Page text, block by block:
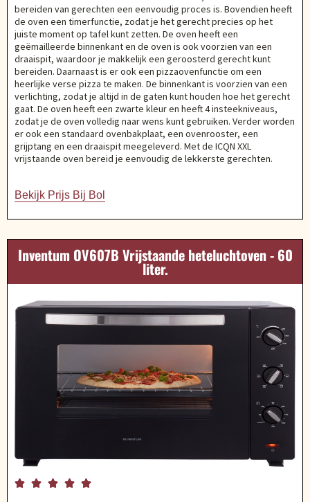
bereiden van gerechten een eenvoudig proces is. Bovendien heeft
de oven een timerfunctie, zodat je het gerecht precies op het
juiste moment op tafel kunt zetten. De oven heeft een
geëmailleerde binnenkant en de oven is ook voorzien van een
draaispit, waardoor je makkelijk een geroosterd gerecht kunt
bereiden. Daarnaast is er ook een pizzaovenfunctie om een
heerlijke verse pizza te maken. De binnenkant is voorzien van een
verlichting, zodat je altijd in de gaten kunt houden hoe het gerecht
gaat. De oven heeft een zwarte kleur en heeft 4 insteekniveaus,
zodat je de oven volledig naar wens kunt gebruiken. Verder worden
er ook een standaard ovenbakplaat, een ovenrooster, een
grijptang en een draaispit meegeleverd. Met de ICQN XXL
vrijstaande oven bereid je eenvoudig de lekkerste gerechten.
Bekijk Prijs Bij Bol
Inventum OV607B Vrijstaande heteluchtoven - 60
liter.
    